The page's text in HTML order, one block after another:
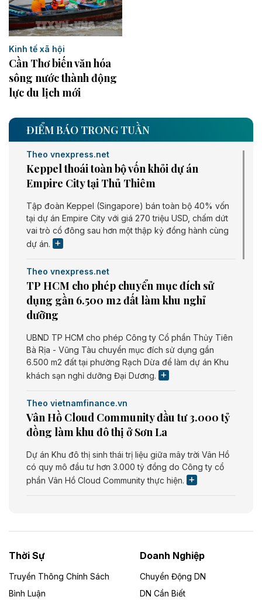
Kinh tế xã hội
Cần Thơ biến văn hóa
sông nước thành động
lực du lịch mới
ĐIỂM BÁO TRONG TUẦN
Theo vnexpress.net
Keppel thoái toàn bộ vốn khỏi dự án
Empire City tại Thủ Thiêm
Tập đoàn Keppel (Singapore) bán toàn bộ 40% vốn
tại dự án Empire City với giá 270 triệu USD, chấm dứt
vai trò cổ đông sau hơn một thập kỷ đồng hành cùng
dự án.
Theo vnexpress.net
TP HCM cho phép chuyển mục đích sử
dụng gần 6.500 m2 đất làm khu nghỉ
dưỡng
UBND TP HCM cho phép Công ty Cổ phần Thủy Tiên
Bà Rịa - Vũng Tàu chuyển mục đích sử dụng gần
6.500 m2 đất tại phường Rạch Dừa để làm dự án Khu
khách sạn nghỉ dưỡng Đại Dương.
Theo vietnamfinance.vn
Vân Hồ Cloud Community đầu tư 3.000 tỷ
đồng làm khu đô thị ở Sơn La
Dự án Khu đô thị sinh thái trị liệu giữa mây trời Vân Hồ
có quy mô đầu tư hơn 3.000 tỷ đồng do Công ty cổ
phần Vân Hồ Cloud Community thực hiện.
Dự án Nhà máy xử lý rác và phát điện Bắc Giang do
Công ty TNHH Năng lượng môi trường Bắc Giang làm
Thời Sự
Truyền Thông Chính Sách
Bình Luận
Doanh Nghiệp
Chuyển Động DN
DN Cần Biết